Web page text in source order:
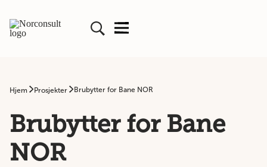
Hjem Prosjekter Brubytter for Bane NOR
Brubytter for Bane
NOR